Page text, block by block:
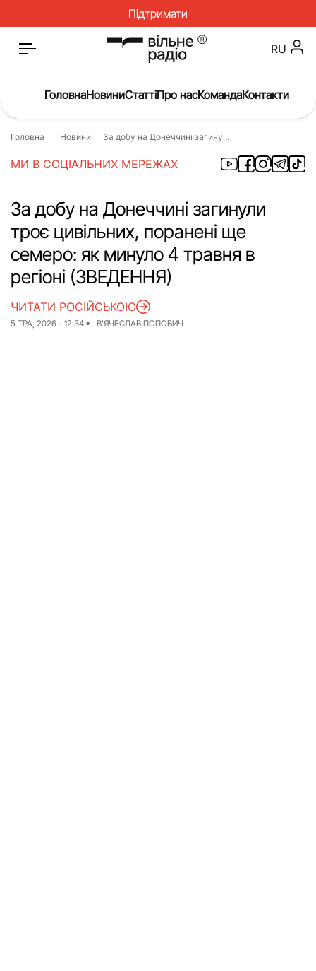
Підтримати
Головна
Окупація
Про нас
Війна
Гроші
Освіта
Інструкції
Медицина
ЖКГ
Історія
RU
ГоловнаНовиниСтаттіПро насКомандаКонтакти
Головна Новини За добу на Донеччині загину...
МИ В СОЦІАЛЬНИХ МЕРЕЖАХ
За добу на Донеччині загинули
троє цивільних, поранені ще
семеро: як минуло 4 травня в
регіоні (ЗВЕДЕННЯ)
5 ТРА, 2026 - 12:34 В'ЯЧЕСЛАВ ПОПОВИЧ
ЧИТАТИ РОСІЙСЬКОЮ